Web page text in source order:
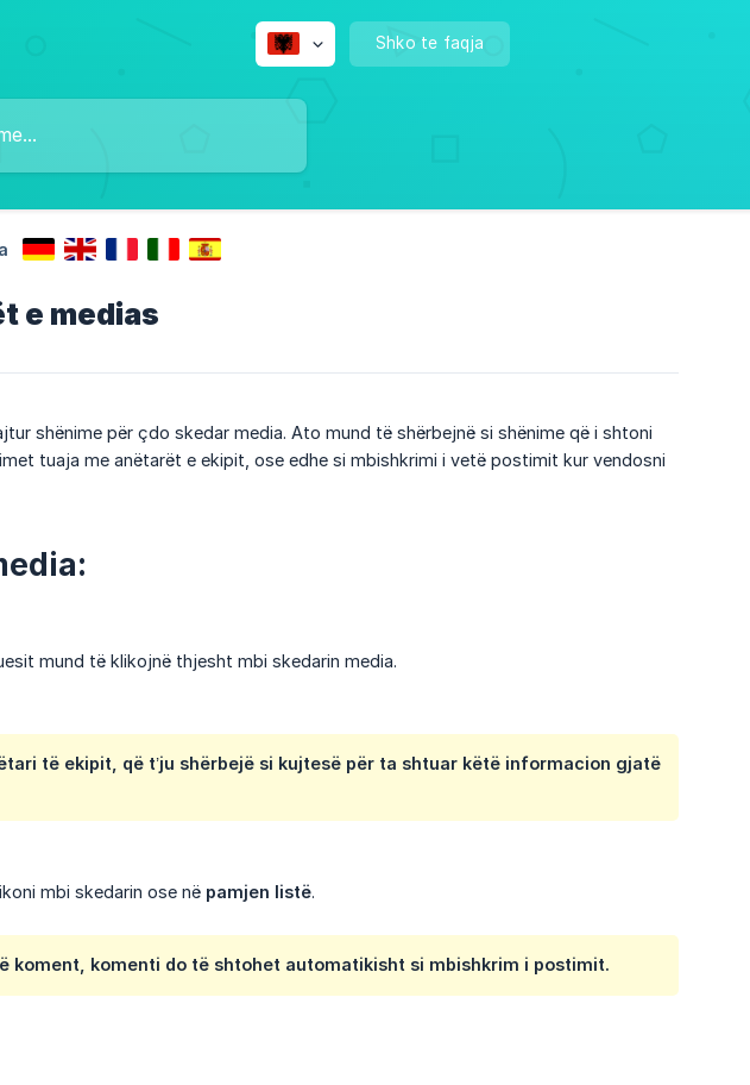
Shko te faqja
e medias
shënime për çdo skedar media. Ato mund të shërbejnë si shënime që i shtoni
tuaja me anëtarët e ekipit, ose edhe si mbishkrimi i vetë postimit kur vendosni
mund të klikojnë thjesht mbi skedarin media.
të ekipit, që t’ju shërbejë si kujtesë për ta shtuar këtë informacion gjatë
mbi skedarin ose në pamjen listë.
koment, komenti do të shtohet automatikisht si mbishkrim i postimit.